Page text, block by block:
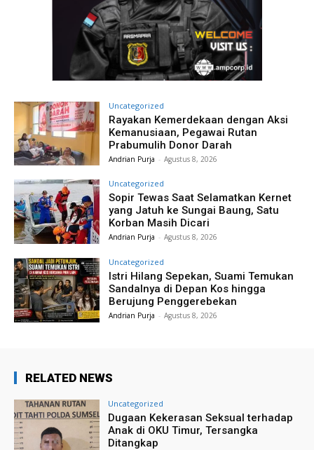
Uncategorized
Rayakan Kemerdekaan dengan Aksi
Kemanusiaan, Pegawai Rutan
Prabumulih Donor Darah
Andrian Purja - Agustus 8, 2026
Uncategorized
Sopir Tewas Saat Selamatkan Kernet
yang Jatuh ke Sungai Baung, Satu
Korban Masih Dicari
Andrian Purja - Agustus 8, 2026
Uncategorized
Istri Hilang Sepekan, Suami Temukan
Sandalnya di Depan Kos hingga
Berujung Penggerebekan
Andrian Purja - Agustus 8, 2026
RELATED NEWS
Uncategorized
Dugaan Kekerasan Seksual terhadap
Anak di OKU Timur, Tersangka
Ditangkap